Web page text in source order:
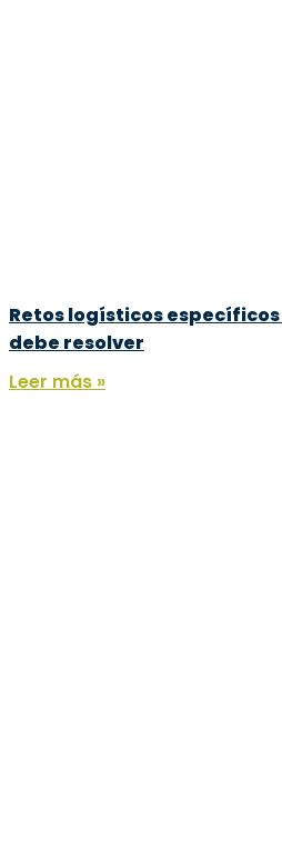
Retos logísticos específicos
debe resolver
Leer más »